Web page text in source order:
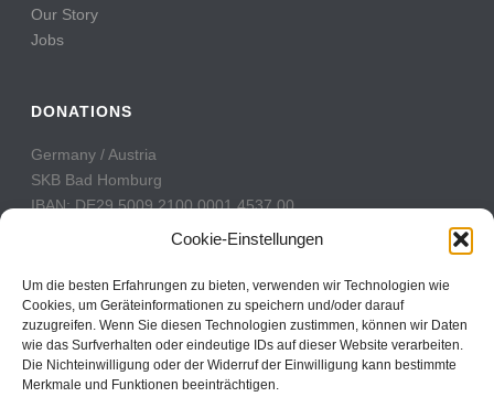
Cookie-Einstellungen
Um die besten Erfahrungen zu bieten, verwenden wir Technologien wie
Cookies, um Geräteinformationen zu speichern und/oder darauf
zuzugreifen. Wenn Sie diesen Technologien zustimmen, können wir Daten
wie das Surfverhalten oder eindeutige IDs auf dieser Website verarbeiten.
Die Nichteinwilligung oder der Widerruf der Einwilligung kann bestimmte
Merkmale und Funktionen beeinträchtigen.
Our Story
Jobs
DONATIONS
Germany / Austria
SKB Bad Homburg
IBAN: DE29 5009 2100 0001 4537 00
BIC: GENODE51BH2
Switzerland
PostFinance
Konto: 60-742493-7
IBAN: CH31 0900 0000 6074 2493 7
BIC: POFICHBEXXX